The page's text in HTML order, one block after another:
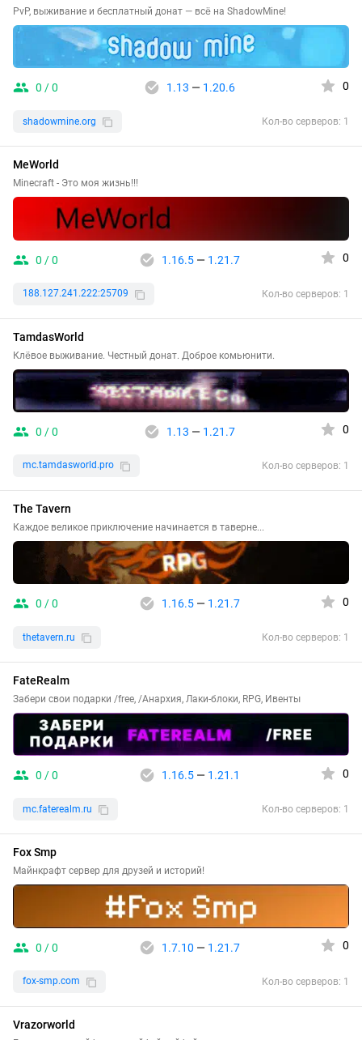
PvP, выживание и бесплатный донат — всё на ShadowMine!
0 / 0 1.13 — 1.20.6 0
shadowmine.org Кол-во серверов: 1
MeWorld
Minecraft - Это моя жизнь!!!
0 / 0 1.16.5— 1.21.7 0
188.127.241.222:25709 Кол-во серверов: 1
TamdasWorld
Клёвое выживание. Честный донат. Доброе комьюнити.
0 / 0 1.13 — 1.21.7 0
mc.tamdasworld.pro Кол-во серверов: 1
The Tavern
Каждое великое приключение начинается в таверне...
0 / 0 1.16.5— 1.21.7 0
thetavern.ru Кол-во серверов: 1
FateRealm
Забери свои подарки /free, /Анархия, Лаки-блоки, RPG, Ивенты
0 / 0 1.16.5— 1.21.1 0
mc.faterealm.ru Кол-во серверов: 1
Fox Smp
Майнкрафт сервер для друзей и историй!
0 / 0 1.7.10 — 1.21.7 0
fox-smp.com Кол-во серверов: 1
Vrazorworld